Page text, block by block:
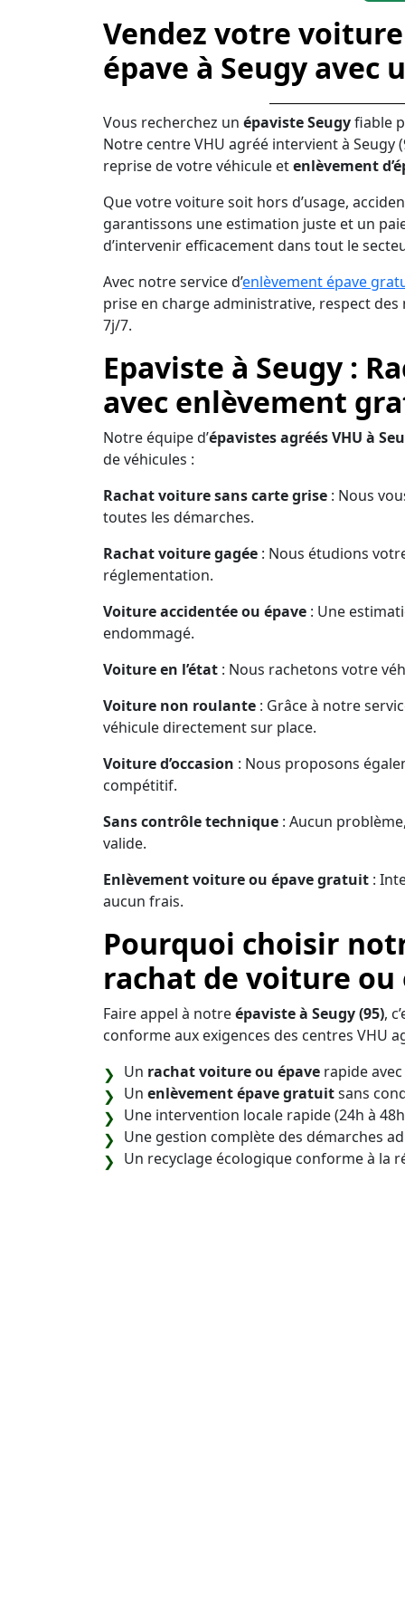
Vendez votre
épave à Seugy avec
Vous recherchez un épaviste Seugyfiable
Notre centre VHU agréé intervient à
reprise de votre véhicule etenlèvement
Que votre voiture soit hors d’usage,
garantissons une estimation juste et un
d’intervenir efficacement dans tout le
Avec notre service d’enlèvement épave
prise en charge administrative, respect
7j/7.
Epaviste à Seugy :
avec enlèvement
Notre équipe d’épavistes agréés VHU à
de véhicules :
Rachat voiture sans carte grise : Nous
toutes les démarches.
Rachat voiture gagée : Nous étudions
réglementation.
Voiture accidentée ou épave : Une
endommagé.
Voiture en l’état : Nous rachetons votre
Voiture non roulante : Grâce à notre
véhicule directement sur place.
Voiture d’occasion : Nous proposons
compétitif.
Sans contrôle technique : Aucun
valide.
Enlèvement voiture ou épave gratuit :
aucun frais.
Pourquoi choisir
rachat de voiture ou
Faire appel à notreépaviste à Seugy (95),
conforme aux exigences des centres VHU
Un rachat voiture ou épave rapide
Un enlèvement épave gratuitsans
Une intervention locale rapide (24h à
Une gestion complète des démarches
Un recyclage écologique conforme à la